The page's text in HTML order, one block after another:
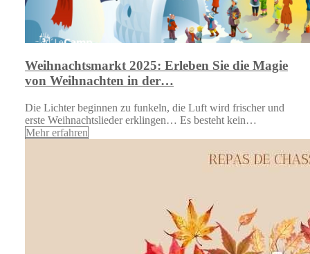
Weihnachtsmarkt 2025: Erleben Sie die Magie
von Weihnachten in der…
Die Lichter beginnen zu funkeln, die Luft wird frischer und
erste Weihnachtslieder erklingen… Es besteht kein…
Mehr erfahren